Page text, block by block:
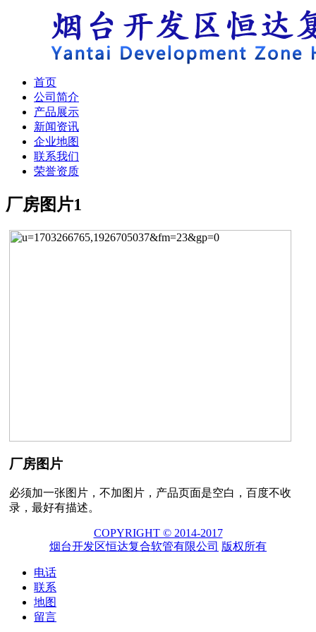
首页
公司简介
产品展示
新闻资讯
企业地图
联系我们
荣誉资质
厂房图片1
厂房图片
必须加一张图片，不加图片，产品页面是空白，百度不收
录，最好有描述。
COPYRIGHT © 2014-2017
烟台开发区恒达复合软管有限公司 版权所有
电话
联系
地图
留言